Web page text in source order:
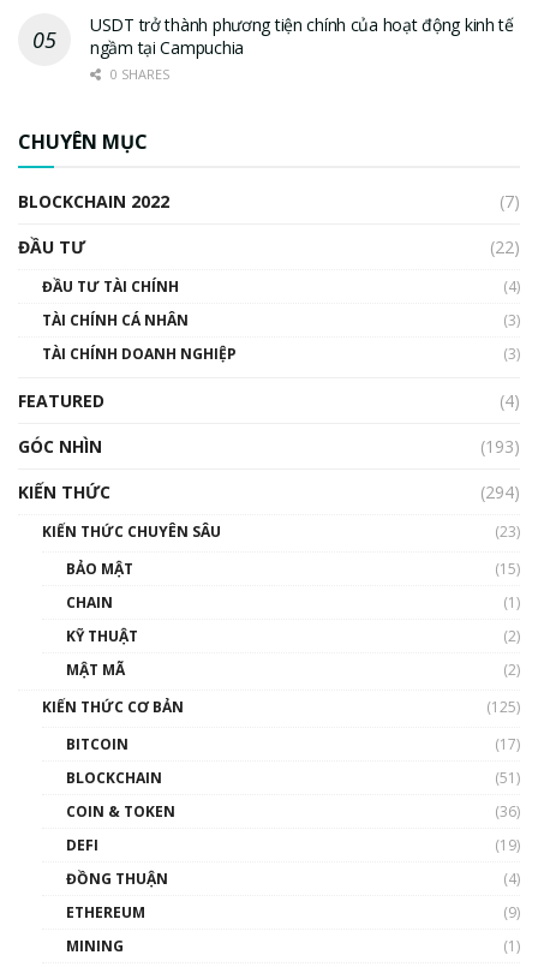
USDT trở thành phương tiện chính của hoạt động kinh tế
ngầm tại Campuchia
0 SHARES
CHUYÊN MỤC
BLOCKCHAIN 2022
(7)
ĐẦU TƯ
(22)
ĐẦU TƯ TÀI CHÍNH
(4)
TÀI CHÍNH CÁ NHÂN
(3)
TÀI CHÍNH DOANH NGHIỆP
(3)
FEATURED
(4)
GÓC NHÌN
(193)
KIẾN THỨC
(294)
KIẾN THỨC CHUYÊN SÂU
(23)
BẢO MẬT
(15)
CHAIN
(1)
KỸ THUẬT
(2)
MẬT MÃ
(2)
KIẾN THỨC CƠ BẢN
(125)
BITCOIN
(17)
BLOCKCHAIN
(51)
COIN & TOKEN
(36)
DEFI
(19)
ĐỒNG THUẬN
(4)
ETHEREUM
(9)
MINING
(1)